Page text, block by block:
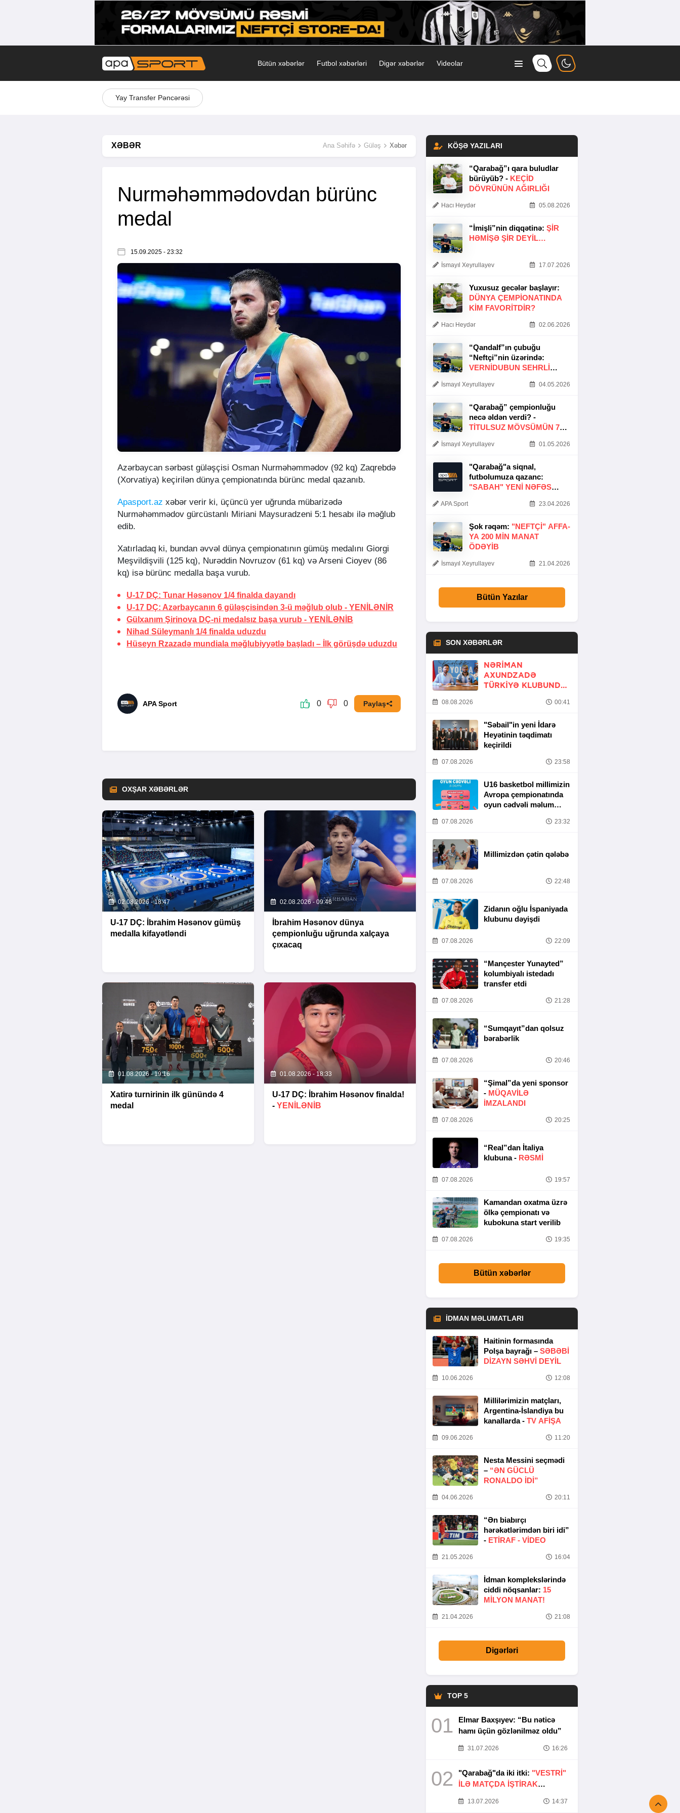
Bütün xəbərlər Futbol xəbərləri Digər xəbərlər Videolar
Yay Transfer Pəncərəsi
XƏBƏR Ana Səhifə Güləş Xəbər
Nurməhəmmədovdan bürünc
medal
15.09.2025 - 23:32
Azərbaycan sərbəst güləşçisi Osman Nurməhəmmədov (92 kq) Zaqrebdə
(Xorvatiya) keçirilən dünya çempionatında bürünc medal qazanıb.
Apasport.az xəbər verir ki, üçüncü yer uğrunda mübarizədə
Nurməhəmmədov gürcüstanlı Miriani Maysuradzeni 5:1 hesabı ilə məğlub
edib.
Xatırladaq ki, bundan əvvəl dünya çempionatının gümüş medalını Giorgi
Meşvildişvili (125 kq), Nurəddin Novruzov (61 kq) və Arseni Cioyev (86
kq) isə bürünc medalla başa vurub.
U-17 DÇ: Tunar Həsənov 1/4 finalda dayandı
U-17 DÇ: Azərbaycanın 6 güləşçisindən 3-ü məğlub olub - YENİLƏNİR
Gülxanım Şirinova DÇ-ni medalsız başa vurub - YENİLƏNİB
Nihad Süleymanlı 1/4 finalda uduzdu
Hüseyn Rzazadə mundiala məğlubiyyətlə başladı –
İlk görüşdə uduzdu
APA Sport 0 0 Paylaş
OXŞAR XƏBƏRLƏR
02.08.2026 - 18:47
U-17 DÇ: İbrahim Həsənov gümüş
medalla kifayətləndi
02.08.2026 - 09:46
İbrahim Həsənov dünya
çempionluğu uğrunda xalçaya
çıxacaq
01.08.2026 - 19:16
Xatirə turnirinin ilk günündə 4
medal
01.08.2026 - 18:33
U-17 DÇ: İbrahim Həsənov finalda!
- YENİLƏNİB
KÖŞƏ YAZILARI
“Qarabağ”ı qara buludlar
bürüyüb? - KEÇID
DÖVRÜNÜN AĞIRLIĞI
Hacı Heydər 05.08.2026
“İmişli”nin diqqətinə: ŞIR
HƏMIŞƏ ŞIR DEYIL…
İsmayıl Xeyrullayev 17.07.2026
Yuxusuz gecələr başlayır:
DÜNYA ÇEMPIONATINDA
KIM FAVORITDIR?
Hacı Heydər 02.06.2026
“Qandalf”ın çubuğu
“Neftçi”nin üzərində:
VERNİDUBUN SEHRLİ
İsmayıl Xeyrullayev 04.05.2026
“Qarabağ” çempionluğu
necə əldən verdi? -
TITULSUZ MÖVSÜMÜN 7
İsmayıl Xeyrullayev 01.05.2026
"Qarabağ"a siqnal,
futbolumuza qazanc:
"SABAH" YENI NƏFƏS
APA Sport 23.04.2026
Şok rəqəm: "NEFTÇI" AFFA-
YA 200 MIN MANAT
ÖDƏYIB
İsmayıl Xeyrullayev 21.04.2026
Bütün Yazılar
SON XƏBƏRLƏR
NƏRIMAN
AXUNDZADƏ
TÜRKIYƏ KLUBUNDA
08.08.2026 00:41
"Səbail"in yeni İdarə
Heyətinin təqdimatı
keçirildi
07.08.2026 23:58
U16 basketbol millimizin
Avropa çempionatında
oyun cədvəli məlum
07.08.2026 23:32
Millimizdən çətin qələbə
07.08.2026 22:48
Zidanın oğlu İspaniyada
klubunu dəyişdi
07.08.2026 22:09
“Mançester Yunayted”
kolumbiyalı istedadı
transfer etdi
07.08.2026 21:28
“Sumqayıt”dan qolsuz
bərabərlik
07.08.2026 20:46
“Şimal”da yeni sponsor
- MÜQAVİLƏ
İMZALANDI
07.08.2026 20:25
“Real”dan İtaliya
klubuna - RƏSMİ
07.08.2026 19:57
Kamandan oxatma üzrə
ölkə çempionatı və
kubokuna start verilib
07.08.2026 19:35
Bütün xəbərlər
İDMAN MƏLUMATLARI
Haitinin formasında
Polşa bayrağı – SƏBƏBI
DIZAYN SƏHVI DEYIL
10.06.2026 12:08
Millilərimizin matçları,
Argentina-İslandiya bu
kanallarda - TV AFİŞA
09.06.2026 11:20
Nesta Messini seçmədi
– “ƏN GÜCLÜ
RONALDO IDI”
04.06.2026 20:11
“Ən biabırçı
hərəkətlərimdən biri idi”
- ETIRAF - VİDEO
21.05.2026 16:04
İdman komplekslərində
ciddi nöqsanlar: 15
MILYON MANAT!
21.04.2026 21:08
Digərləri
TOP 5
01
Elmar Baxşıyev: “Bu nəticə
hamı üçün gözlənilməz oldu”
31.07.2026 16:26
02 "Qarabağ"da iki itki: "VESTRİ"
İLƏ MATÇDA İŞTİRAK
13.07.2026 14:37